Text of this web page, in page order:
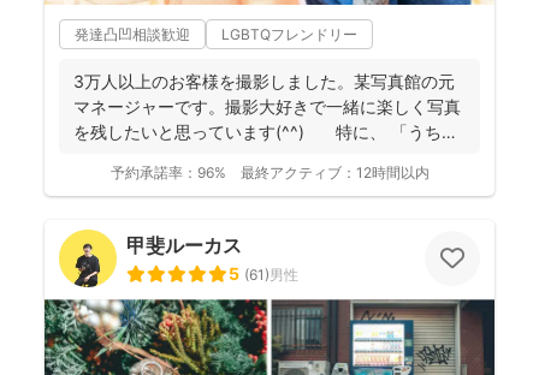
発達凸凹相談歓迎 LGBTQフレンドリー
3万人以上のお客様を撮影しました。某写真館の元
マネージャーです。撮影大好きで一緒に楽しく写真
を残したいと思っています(^^) 特に、 「うち
予約承諾率： 96% 最終アクティブ： 12時間以内
甲斐ルーカス
5 (61)男性